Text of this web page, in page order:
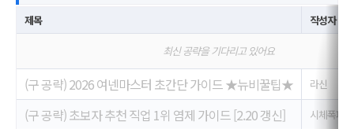
제목 작성자
최신 공략을 기다리고 있어요
(구 공략) 2026 여넨마스터 초간단 가이드 ★뉴비꿀팁★ 라신
(구 공략) 초보자 추천 직업 1위 염제 가이드 [2.20 갱신] 시체폭파범